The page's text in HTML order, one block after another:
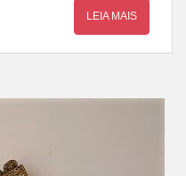
LEIA MAIS